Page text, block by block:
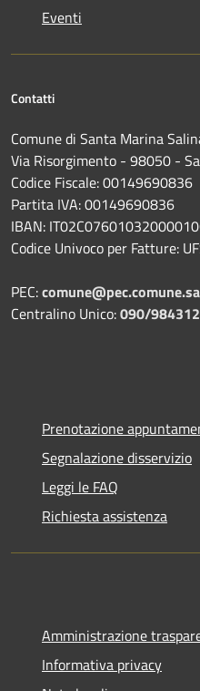
Eventi
Contatti
Comune di Santa Marina
Via Risorgimento - 98050 -
Codice Fiscale: 00149690836
Partita IVA: 00149690836
IBAN:
Codice Univoco per Fatture:
PEC:
Centralino Unico:090/
Prenotazione
Segnalazione disservizio
Leggi le FAQ
Richiesta assistenza
Amministrazione
Informativa privacy